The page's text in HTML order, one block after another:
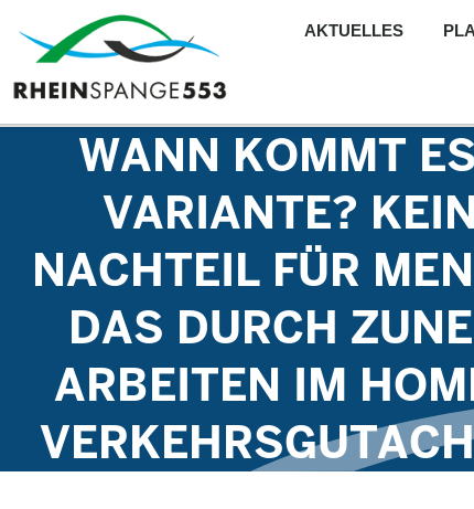
AKTUELLES
WANN KOMMT
VARIANTE?
NACHTEIL FÜR
DAS DURCH
ARBEITEN IM